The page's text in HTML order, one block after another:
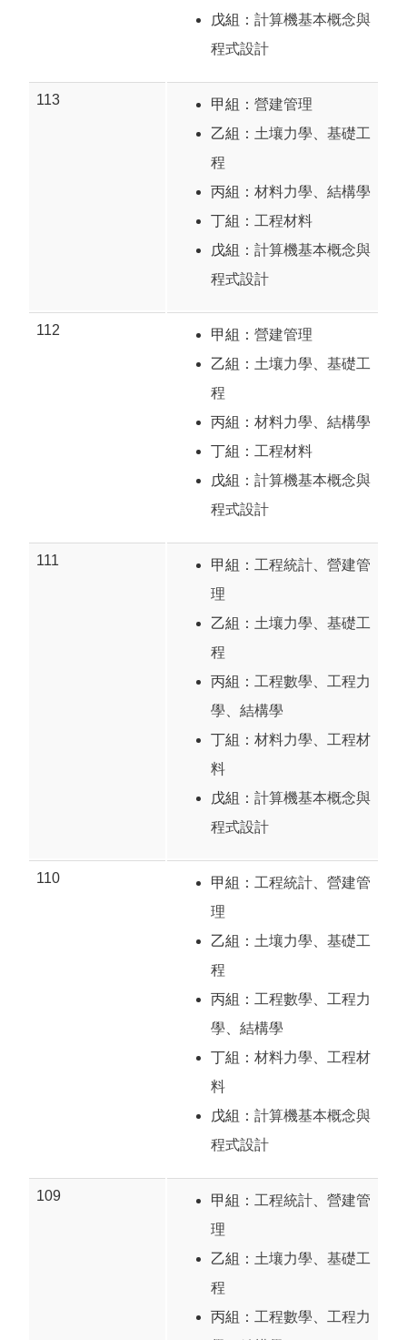
戊組： 計算機基本概念與
程式設計
113 甲組： 營建管理
乙組： 土壤力學
基礎工
程
丙組： 材料力學
結構學
丁組： 工程材料
戊組： 計算機基本概念與
程式設計
112 甲組： 營建管理
乙組： 土壤力學
基礎工
程
丙組： 材料力學
結構學
丁組： 工程材料
戊組： 計算機基本概念與
程式設計
111 甲組： 工程統計
營建管
理
乙組： 土壤力學
基礎工
程
丙組： 工程數學
工程力
學
結構學
丁組： 材料力學
工程材
料
戊組： 計算機基本概念與
程式設計
110 甲組： 工程統計
營建管
理
乙組： 土壤力學
基礎工
程
丙組： 工程數學
工程力
學
結構學
丁組： 材料力學
工程材
料
戊組： 計算機基本概念與
程式設計
109 甲組： 工程統計
營建管
理
乙組： 土壤力學
基礎工
程
丙組： 工程數學
工程力